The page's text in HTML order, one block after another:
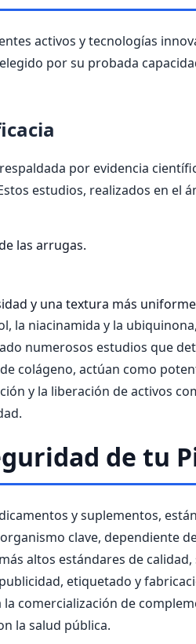
activos y tecnologías
por su probada
por evidencia
estudios, realizados en el
las arrugas.
y una textura más
la niacinamida y la
numerosos estudios que
colágeno, actúan como
y la liberación de activos
de tu
y suplementos,
clave, dependiente
altos estándares de
etiquetado y
comercialización de
la salud pública.